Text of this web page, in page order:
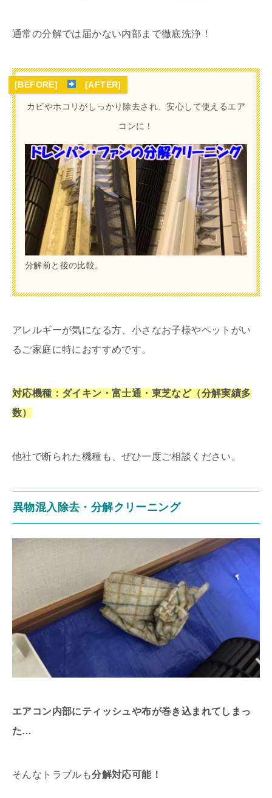
通常の分解では届かない内部まで徹底洗浄！
[BEFORE] [AFTER]
カビやホコリがしっかり除去され、安心して使えるエア
コンに！
分解前と後の比較。
アレルギーが気になる方、小さなお子様やペットがい
るご家庭に特におすすめです。
対応機種：ダイキン・富士通・東芝など（分解実績多
数）
他社で断られた機種も、ぜひ一度ご相談ください。
異物混入除去・分解クリーニング
エアコン内部にティッシュや布が巻き込まれてしまっ
た…
そんなトラブルも分解対応可能！